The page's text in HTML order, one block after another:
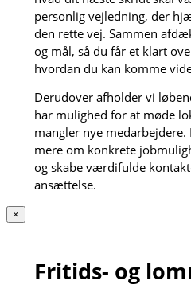
personlig vejledning, der
den rette vej. Sammen
og mål, så du får et klart
hvordan du kan komme
Derudover afholder vi
har mulighed for at møde
mangler nye
mere om konkrete
og skabe værdifulde
ansættelse.
×
Fritids- og